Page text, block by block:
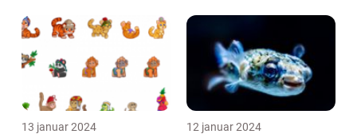
kontinent
13 januar 2024 12 januar 2024